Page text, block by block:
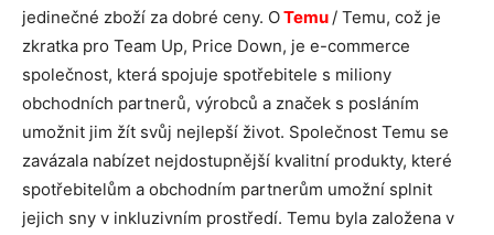
jedinečné zboží za dobré ceny. OTemu / Temu, což je
zkratka pro Team Up, Price Down, je e-commerce
společnost, která spojuje spotřebitele s miliony
obchodních partnerů, výrobců a značek s posláním
umožnit jim žít svůj nejlepší život. Společnost Temu se
zavázala nabízet nejdostupnější kvalitní produkty, které
spotřebitelům a obchodním partnerům umožní splnit
jejich sny v inkluzivním prostředí. Temu byla založena v